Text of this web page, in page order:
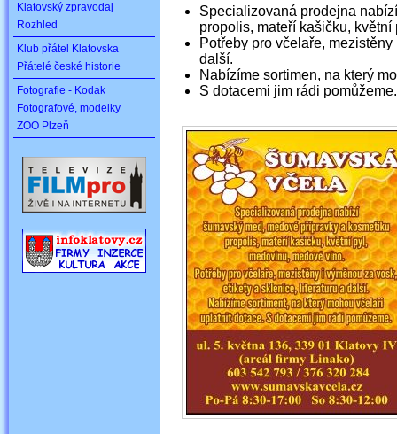
Klatovský zpravodaj
Rozhled
Klub přátel Klatovska
Přátelé české historie
Fotografie - Kodak
Fotografové, modelky
ZOO Plzeň
Specializovaná prodejna
propolis, mateří kašičku,
Potřeby pro včelaře,
další.
Nabízíme sortimen, na který
S dotacemi jim rádi pomůžeme.